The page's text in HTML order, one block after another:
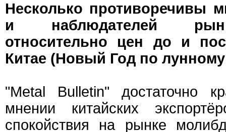
Несколько противоречивы
и наблюдателей
относительно цен до и
Китае (Новый Год по
"Metal Bulletin" достаточно
мнении китайских
спокойствия на рынке